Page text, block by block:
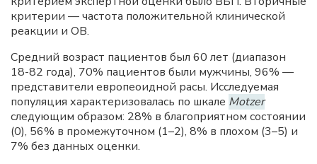
критерии — частота положительной клинической
реакции и ОВ.
Средний возраст пациентов был 60 лет (диапазон
18-82 года), 70% пациентов были мужчины, 96% —
представители европеоидной расы. Исследуемая
популяция характеризовалась по шкале Motzer
следующим образом: 28% в благоприятном состоянии
(0), 56% в промежуточном (1–2), 8% в плохом (3–5) и
7% без данных оценки.